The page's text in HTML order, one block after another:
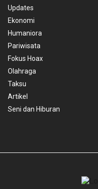
Updates
Ekonomi
Humaniora
Pariwisata
Fokus Hoax
Olahraga
Taksu
Artikel
Seni dan Hiburan